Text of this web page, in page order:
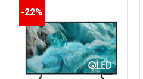
là:
97.180.000₫.
-22%